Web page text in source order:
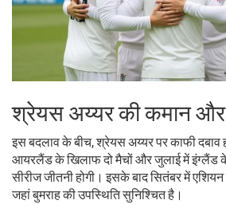
श्रेयस अय्यर की कमान
इस बदलाव के बीच, श्रेयस अय्यर पर काफी
आयरलैंड के खिलाफ दो मैचों और जुलाई में इंग्लैंड
सीरीज जीतनी होगी। इसके बाद सितंबर में
जहां बुमराह की उपस्थिति सुनिश्चित है।